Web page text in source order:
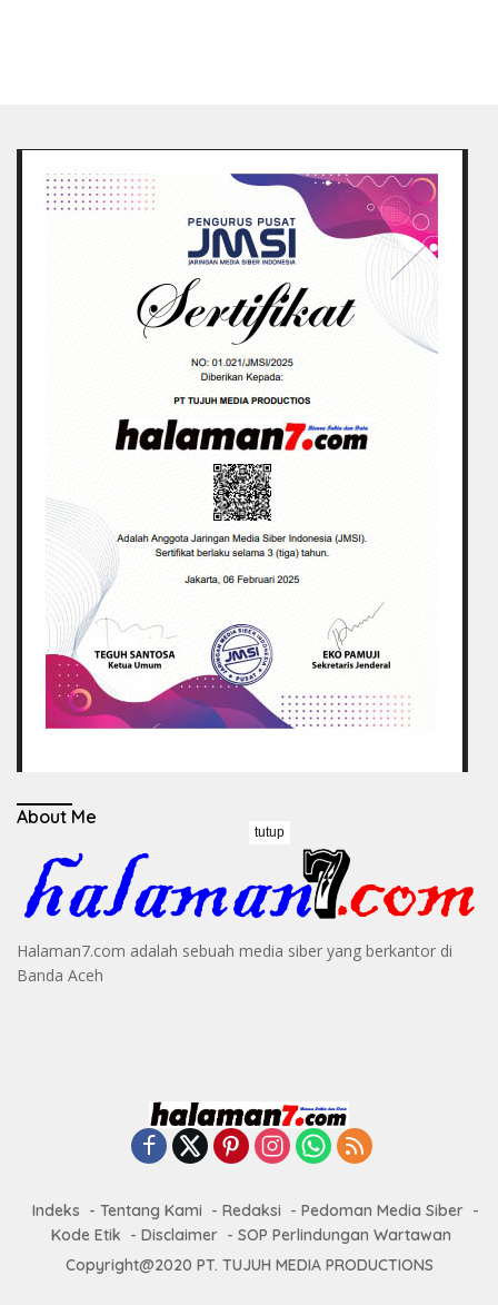
About Me
Halaman7.com adalah sebuah media siber yang berkantor di
Banda Aceh
Indeks Tentang Kami Redaksi
Pedoman Media Siber
Kode Etik
Disclaimer
SOP Perlindungan Wartawan
Copyright@2020 PT. TUJUH MEDIA PRODUCTIONS
tutup